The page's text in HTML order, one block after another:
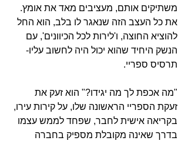
משתיקים אותם, מעציבים מאד את אומץ.
את כל העצב הזה שנאגר לו בלב, הוא החל
להוציא החוצה, ו'לירות לכל הכיוונים', עם
הנשק היחיד שהוא יכול היה לחשוב עליו-
תרסיס ספריי.
"מה אכפת לך מה יגידו?" הוא זעק את
זעקת הספריי הראשונה שלו, על קירות עירו,
בקריאה אישית לחבר, שפחד לממש עצמו
בדרך שאינה מקובלת מספיק בחברה